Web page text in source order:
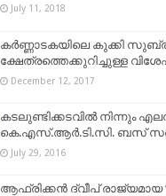
July 11, 2018
കര്‍ണ്ണാടകയിലെ കുക്കി
ക്ഷേത്രത്തെക്കുറിച്ചുള്ള
December 12, 2017
കടലുണ്ടിക്കടവിൽ നിന്നും
കെ.എസ്.ആർ.ടി.സി. ബസ്
July 29, 2016
ആഫ്രിക്കന്‍ ദ്വീപ്